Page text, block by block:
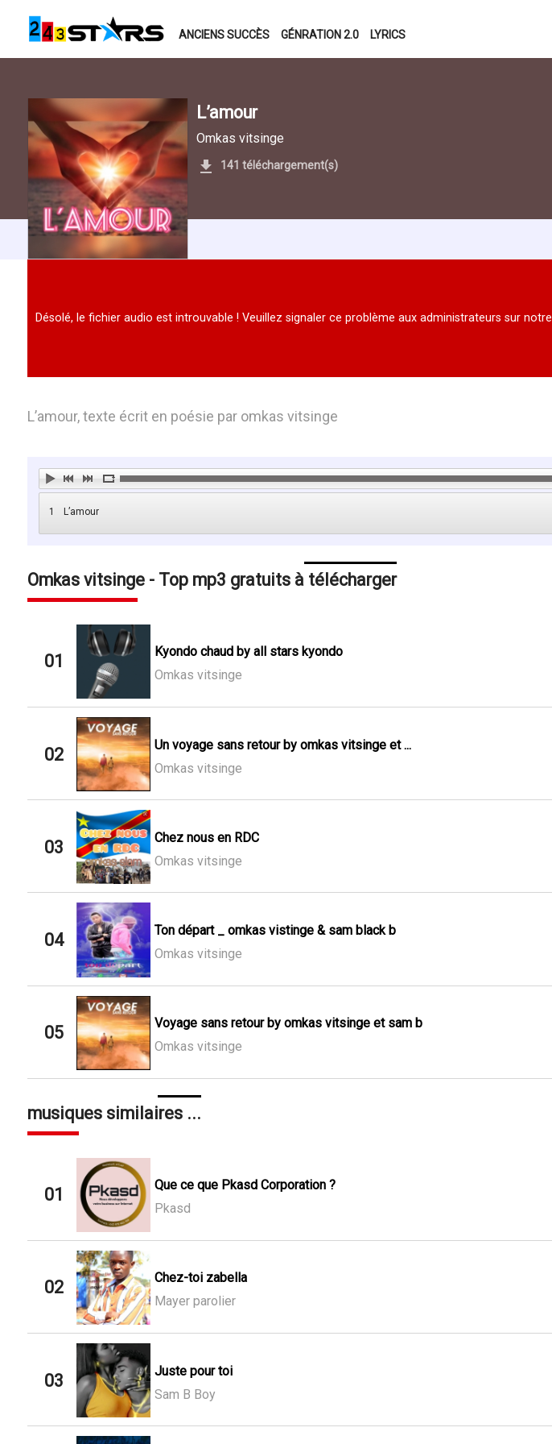
ANCIENS SUCCÈS GÉNRATION 2.0 LYRICS
L’amour
Omkas vitsinge
141 téléchargement(s)
Désolé, le fichier audio est introuvable ! Veuillez signaler ce problème aux administrateurs sur notre
L’amour, texte écrit en poésie par omkas vitsinge
1 L’amour
Omkas vitsinge - Top mp3 gratuits à télécharger
01
Kyondo chaud by all stars kyondo
Omkas vitsinge
02
Un voyage sans retour by omkas vitsinge et ...
Omkas vitsinge
03
Chez nous en RDC
Omkas vitsinge
04
Ton départ _ omkas vistinge & sam black b
Omkas vitsinge
05
Voyage sans retour by omkas vitsinge et sam b
Omkas vitsinge
musiques similaires ...
01
Que ce que Pkasd Corporation ?
Pkasd
02
Chez-toi zabella
Mayer parolier
03
Juste pour toi
Sam B Boy